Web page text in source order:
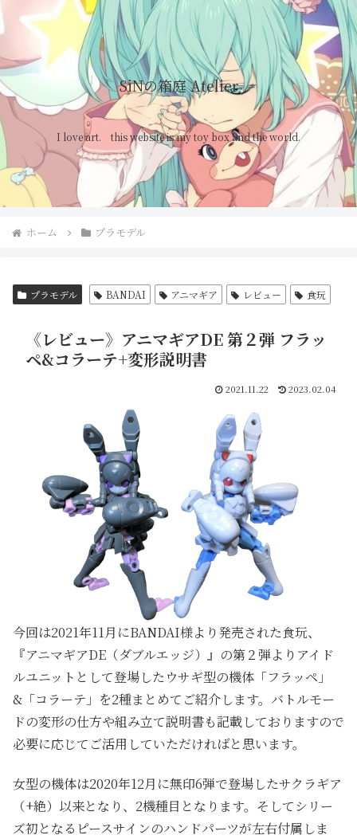
SiNの箱庭 Atelier
I love art. this website is my toy box and the world.
ホーム プラモデル
プラモデル BANDAI アニマギア レビュー 食玩
《レビュー》アニマギアDE 第２弾 フラッ
ペ&コラーテ+変形説明書
2021.11.22 2023.02.04
今回は2021年11月にBANDAI様より発売された食玩、
『アニマギアDE（ダブルエッジ）』の第２弾よりアイド
ルユニットとして登場したウサギ型の機体「フラッペ」
&「コラーテ」を2種まとめてご紹介します。バトルモー
ドの変形の仕方や組み立て説明書も記載しておりますので
必要に応じてご活用していただければと思います。
女型の機体は2020年12月に無印6弾で登場したサクラギア
（+絶）以来となり、2機種目となります。そしてシリー
ズ初となるピースサインのハンドパーツが左右付属しま